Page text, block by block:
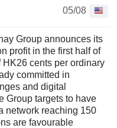
05/08
Group announces its
profit in the first half of
cents per ordinary
committed in
and digital
Group targets to have
network reaching 150
are favourable